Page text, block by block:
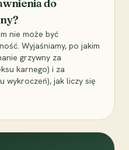
do
nie może być
Wyjaśniamy, po jakim
grzywny za
karnego) i za
wykroczeń), jak liczy się